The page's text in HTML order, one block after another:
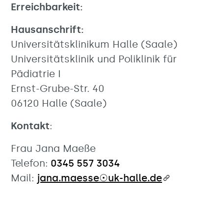
Erreichbarkeit:
Hausanschrift:
Universitätsklinikum Halle (Saale)
Universitätsklinik und Poliklinik für
Pädiatrie I
Ernst-Grube-Str. 40
06120 Halle (Saale)
Kontakt:
Frau Jana Maeße
Telefon: 0345 557 3034
Mail: jana.maesse☉uk-halle.de